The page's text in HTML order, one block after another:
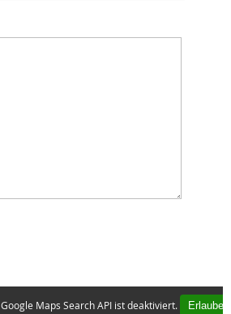
Google Maps Search API ist deaktiviert. Erlauben